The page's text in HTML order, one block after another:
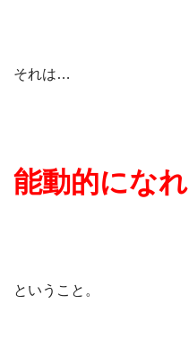
それは…
能動的になれ
ということ。